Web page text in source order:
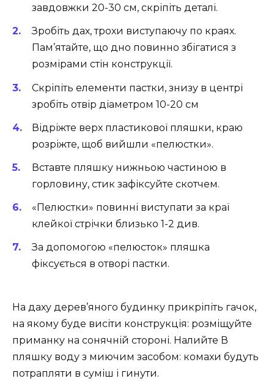
завдовжки 20-30 см, скріпіть деталі.
Зробіть дах, трохи виступаючу по краях.
Пам’ятайте, що дно повинно збігатися з
розмірами стін конструкції.
Скріпіть елементи пастки, знизу в центрі
зробіть отвір діаметром 10-20 см
Відріжте верх пластикової пляшки, краю
розріжте, щоб вийшли «пелюстки».
Вставте пляшку нижньою частиною в
горловину, стик зафіксуйте скотчем.
«Пелюстки» повинні виступати за краї
клейкої стрічки близько 1-2 див.
За допомогою «пелюсток» пляшка
фіксується в отворі пастки.
На даху дерев’яного будинку прикріпіть гачок,
на якому буде висіти конструкція: розміщуйте
приманку на сонячній стороні. Налийте В
пляшку воду з миючим засобом: комахи будуть
потрапляти в суміш і гинути.